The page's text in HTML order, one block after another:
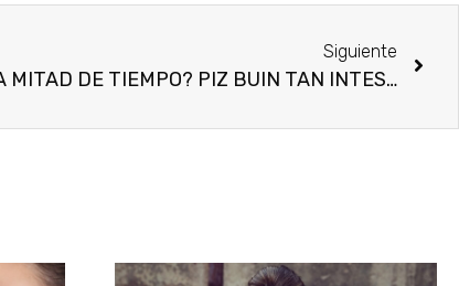
Siguiente
¿QUIERES BRONCEARTE EN LA MITAD DE TIEMPO? PIZ BUIN TAN INTESIFIER